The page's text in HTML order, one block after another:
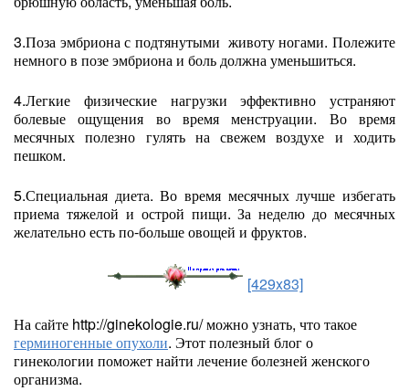
3.Поза эмбриона с подтянутыми животу ногами. Полежите
немного в позе эмбриона и боль должна уменьшиться.
4.Легкие физические нагрузки эффективно устраняют
болевые ощущения во время менструации. Во время
месячных полезно гулять на свежем воздухе и ходить
пешком.
5.Специальная диета. Во время месячных лучше избегать
приема тяжелой и острой пищи. За неделю до месячных
желательно есть по-больше овощей и фруктов.
[429x83]
На сайте http://ginekologie.ru/ можно узнать, что такое
герминогенные опухоли. Этот полезный блог о
гинекологии поможет найти лечение болезней женского
организма.